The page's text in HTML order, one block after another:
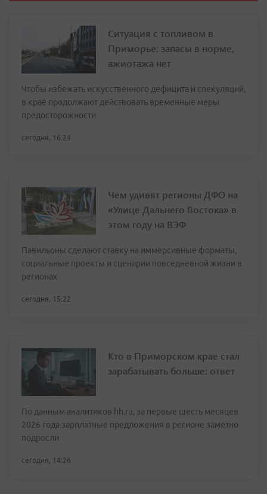
Ситуация с топливом в
Приморье: запасы в норме,
ажиотажа нет
Чтобы избежать искусственного дефицита и спекуляций,
в крае продолжают действовать временные меры
предосторожности
сегодня, 16:24
Чем удивят регионы ДФО на
«Улице Дальнего Востока» в
этом году на ВЭФ
Павильоны сделают ставку на иммерсивные форматы,
социальные проекты и сценарии повседневной жизни в
регионах
сегодня, 15:22
Кто в Приморском крае стал
зарабатывать больше: ответ
По данным аналитиков hh.ru, за первые шесть месяцев
2026 года зарплатные предложения в регионе заметно
подросли
сегодня, 14:26